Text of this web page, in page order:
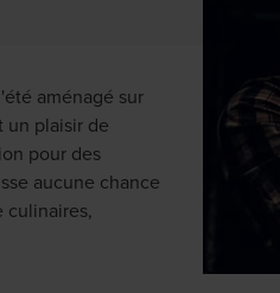
aménagé sur
un plaisir de
pour des
aucune chance
culinaires,